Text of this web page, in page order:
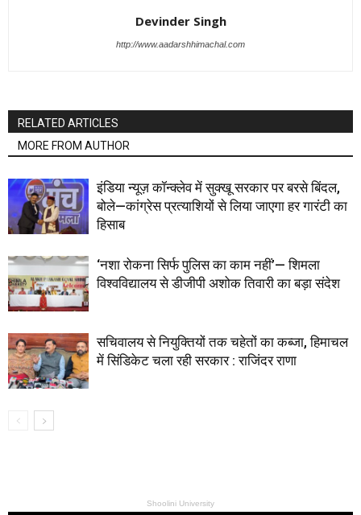
Devinder Singh
http://www.aadarshhimachal.com
RELATED ARTICLES
MORE FROM AUTHOR
इंडिया न्यूज़ कॉन्क्लेव में सुक्खू सरकार पर बरसे बिंदल,
बोले—कांग्रेस प्रत्याशियों से लिया जाएगा हर गारंटी का
हिसाब
‘नशा रोकना सिर्फ पुलिस का काम नहीं’— शिमला
विश्वविद्यालय से डीजीपी अशोक तिवारी का बड़ा संदेश
सचिवालय से नियुक्तियों तक चहेतों का कब्जा, हिमाचल
में सिंडिकेट चला रही सरकार : राजिंदर राणा
Shoolini University